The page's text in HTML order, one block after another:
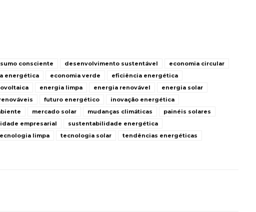
consciente desenvolvimento sustentável
economia circular
energética economia verde
eficiência energética
energia limpa energia renovável
energia solar
futuro energético
inovação energética
mercado solar mudanças climáticas
painéis solares
empresarial
sustentabilidade energética
limpa tecnologia solar
tendências energéticas